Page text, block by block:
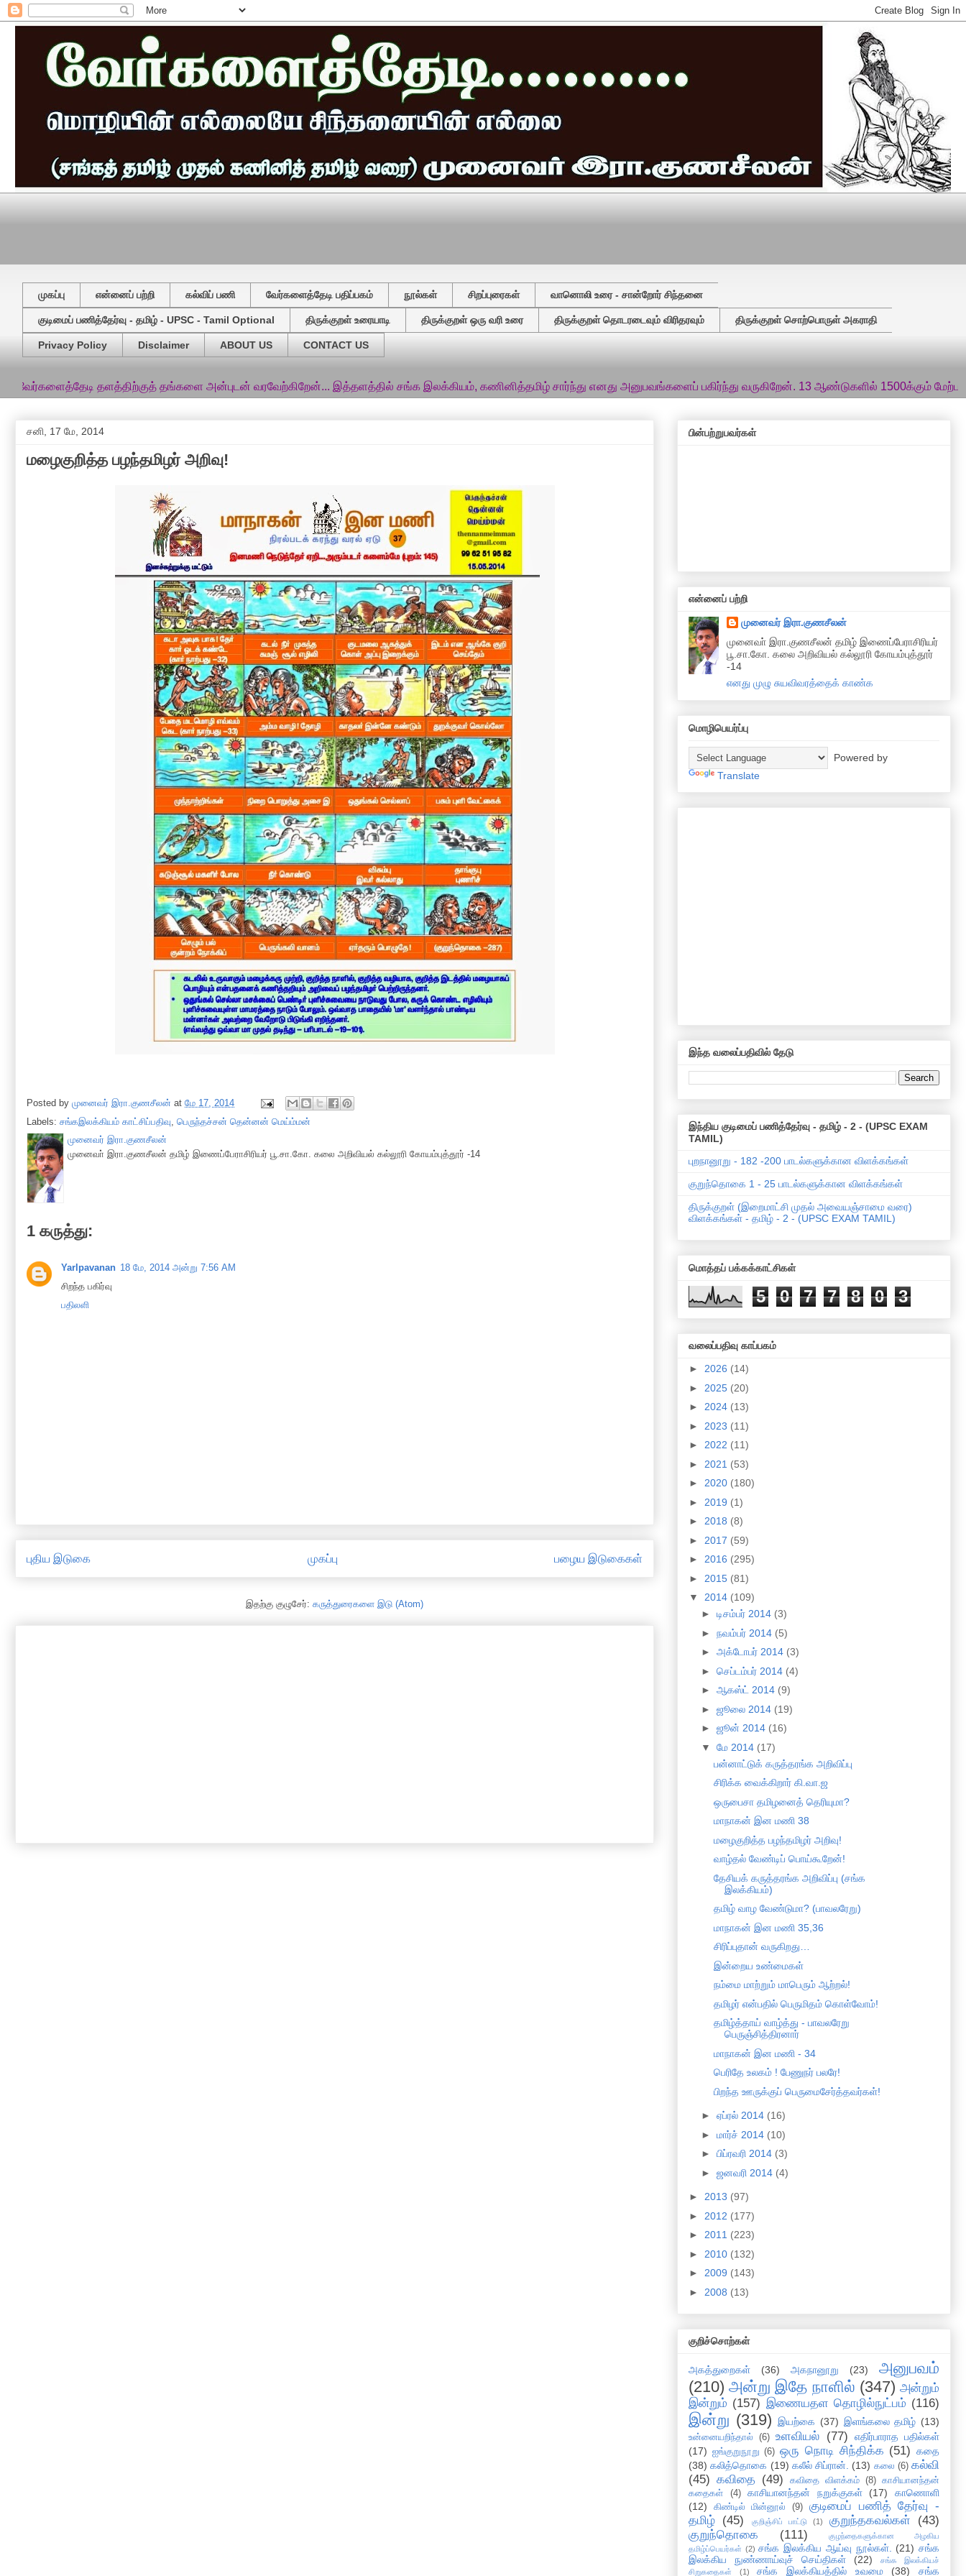
முகப்பு என்னைப் பற்றி கல்விப் பணி வேர்களைத்தேடி பதிப்பகம் நூல்கள் சிறப்புரைகள் வானொலி உரை - சான்றோர் சிந்தனை
குடிமைப் பணித்தேர்வு - தமிழ் - UPSC - Tamil Optional திருக்குறள் உரையாடி திருக்குறள் ஒரு வரி உரை திருக்குறள் தொடரடைவும் விரிதரவும் திருக்குறள் சொற்பொருள் அகராதி
Privacy Policy Disclaimer ABOUT US CONTACT US
தளத்திற்குத் தங்களை அன்புடன் வரவேற்கிறேன்... இத்தளத்தில் சங்க இலக்கியம், கணினித்தமிழ் சார்ந்து எனது அனுபவங்களைப் பகிர்ந்து வருகிறேன். 13 ஆண்டுகளில் 1500க்கும் மேற்பட்ட
சனி, 17 மே, 2014
மழைகுறித்த பழந்தமிழர் அறிவு!
Posted by முனைவர் இரா.குணசீலன் at மே 17, 2014
Labels: சங்கஇலக்கியம் காட்சிப்பதிவு, பெருந்தச்சன் தென்னன் மெய்ம்மன்
முனைவர் இரா.குணசீலன்
முனைவா் இரா.குணசீலன் தமிழ் இணைப்பேராசிரியர் பூ.சா.கோ. கலை அறிவியல் கல்லூரி கோயம்புத்தூர் -14
1 கருத்து:
Yarlpavanan 18 மே, 2014 அன்று 7:56 AM
சிறந்த பகிர்வு
பதிலளி
புதிய இடுகை பழைய இடுகைகள்
முகப்பு
இதற்கு குழுசேர்: கருத்துரைகளை இடு (Atom)
பின்பற்றுபவர்கள்
என்னைப் பற்றி
முனைவர் இரா.குணசீலன்
முனைவா் இரா.குணசீலன் தமிழ் இணைப்பேராசிரியர்
பூ.சா.கோ. கலை அறிவியல் கல்லூரி கோயம்புத்தூர்
-14
எனது முழு சுயவிவரத்தைக் காண்க
மொழிபெயர்ப்பு
Powered by
Translate
இந்த வலைப்பதிவில் தேடு
இந்திய குடிமைப் பணித்தேர்வு - தமிழ் - 2 - (UPSC EXAM
TAMIL)
புறநானூறு - 182 -200 பாடல்களுக்கான விளக்கங்கள்
குறுந்தொகை 1 - 25 பாடல்களுக்கான விளக்கங்கள்
திருக்குறள் (இறைமாட்சி முதல் அவையஞ்சாமை வரை)
விளக்கங்கள் - தமிழ் - 2 - (UPSC EXAM TAMIL)
மொத்தப் பக்கக்காட்சிகள்
5 0 7 7 8 0 3
வலைப்பதிவு காப்பகம்
► 2026 (14)
► 2025 (20)
► 2024 (13)
► 2023 (11)
► 2022 (11)
► 2021 (53)
► 2020 (180)
► 2019 (1)
► 2018 (8)
► 2017 (59)
► 2016 (295)
► 2015 (81)
▼ 2014 (109)
► டிசம்பர் 2014 (3)
► நவம்பர் 2014 (5)
► அக்டோபர் 2014 (3)
► செப்டம்பர் 2014 (4)
► ஆகஸ்ட் 2014 (9)
► ஜூலை 2014 (19)
► ஜூன் 2014 (16)
▼ மே 2014 (17)
பன்னாட்டுக் கருத்தரங்க அறிவிப்பு
சிரிக்க வைக்கிறார் கி.வா.ஜ
ஒருபைசா தமிழனைத் தெரியுமா?
மாநாகன் இன மணி 38
மழைகுறித்த பழந்தமிழர் அறிவு!
வாழ்தல் வேண்டிப் பொய்கூறேன்!
தேசியக் கருத்தரங்க அறிவிப்பு (சங்க
இலக்கியம்)
தமிழ் வாழ வேண்டுமா? (பாவலரேறு)
மாநாகன் இன மணி 35,36
சிரிப்புதான் வருகிறது…
இன்றைய உண்மைகள்
நம்மை மாற்றும் மாபெரும் ஆற்றல்!
தமிழர் என்பதில் பெருமிதம் கொள்வோம்!
தமிழ்த்தாய் வாழ்த்து - பாவலரேறு
பெருஞ்சித்திரனார்
மாநாகன் இன மணி - 34
பெரிதே உலகம் ! பேணுநர் பலரே!
பிறந்த ஊருக்குப் பெருமைசேர்த்தவர்கள்!
► ஏப்ரல் 2014 (16)
► மார்ச் 2014 (10)
► பிப்ரவரி 2014 (3)
► ஜனவரி 2014 (4)
► 2013 (97)
► 2012 (177)
► 2011 (223)
► 2010 (132)
► 2009 (143)
► 2008 (13)
குறிச்சொற்கள்
அகத்துறைகள் (36) அகநானூறு (23)
அனுபவம்
(210) அன்று இதே நாளில் (347) அன்றும்
இன்றும் (157) இணையதள தொழில்நுட்பம் (116)
இன்று (319) இயற்கை (37) இளங்கலை தமிழ் (13)
உன்னையறிந்தால் (6) உளவியல் (77)
எதிர்பாராத பதில்கள்
(17) ஐங்குறுநூறு (6) ஒரு நொடி சிந்திக்க (51) கதை
(38) கலித்தொகை (19) கலீல் சிப்ரான். (13) கலை (6) கல்வி
(45) கவிதை (49) கவிதை விளக்கம் (8) காசியானந்தன்
கதைகள்
(4) காசியானந்தன் நறுக்குகள் (17)
காணொளி
(12)
கிண்டில் மின்னூல் (9)
குடிமைப் பணித் தேர்வு -
தமிழ் (45) குறிஞ்சிப் பாட்டு (1) குறுந்தகவல்கள்
(43)
குறுந்தொகை
(111)
குழந்தைகளுக்கான அழகிய
தமிழ்ப்பெயர்கள் (2) சங்க இலக்கிய ஆய்வு நூல்கள். (21) சங்க
இலக்கிய நுண்ணாய்வுச் செய்திகள்
(22)
சங்க இலக்கியச்
சிறுகதைகள்
(1) சங்க இலக்கியத்தில் உவமை (38) சங்க